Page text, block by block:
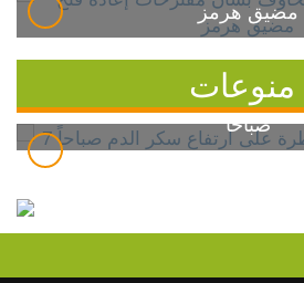
مضيق هرمز
منوعاتعلى ارتفاع سكر الدم
صباحاً